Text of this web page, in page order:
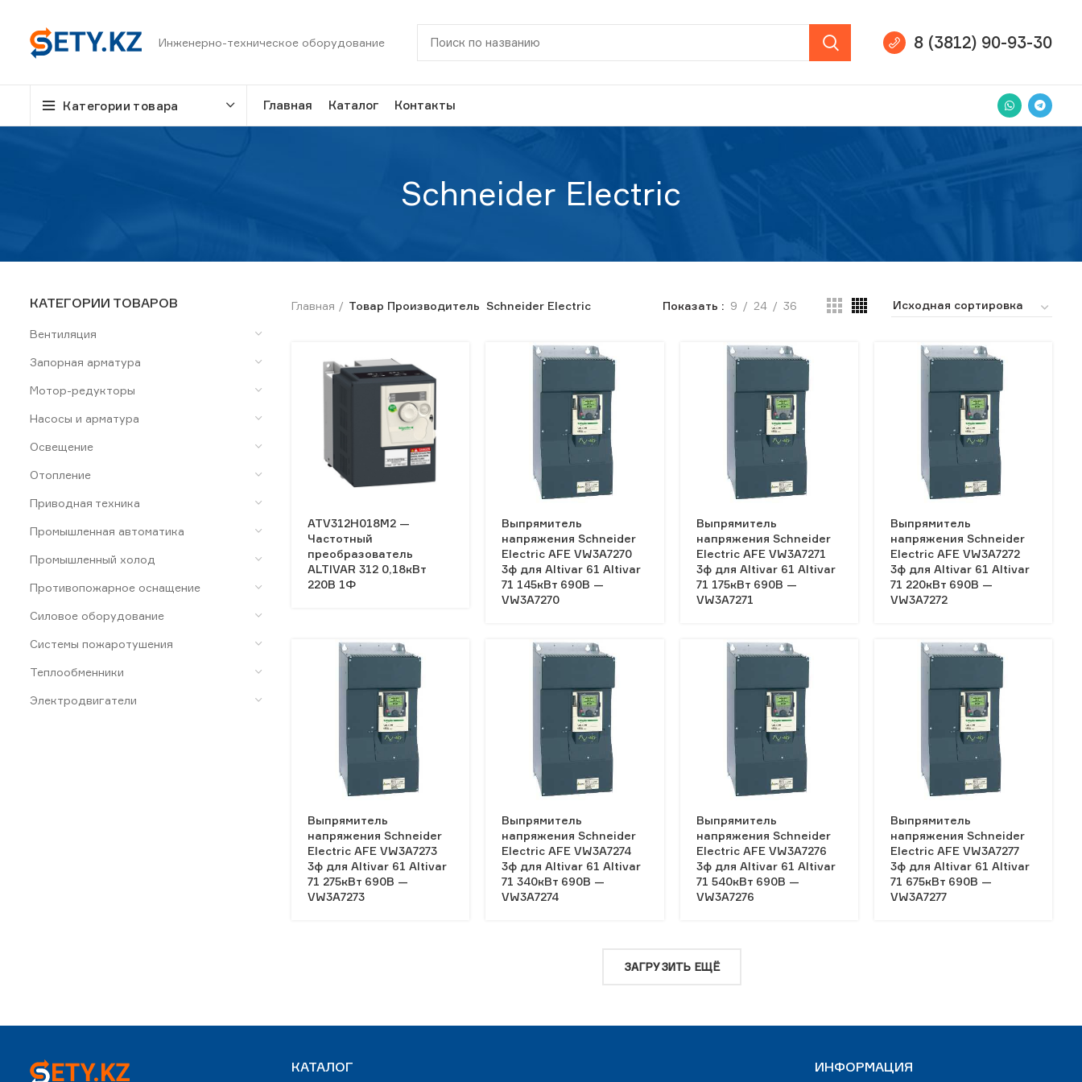
Инженерно-техническое оборудование 8 (3812) 90-93-30
Категории товара Главная Каталог Контакты
Schneider Electric
КАТЕГОРИИ ТОВАРОВ
Вентиляция
Запорная арматура
Мотор-редукторы
Насосы и арматура
Освещение
Отопление
Приводная техника
Промышленная автоматика
Промышленный холод
Противопожарное оснащение
Силовое оборудование
Системы пожаротушения
Теплообменники
Электродвигатели
Главная Товар Производитель Schneider Electric Показать 9 24 36
ATV312H018M2 —
Частотный
преобразователь
ALTIVAR 312 0,18кВт
220В 1Ф
Выпрямитель
напряжения Schneider
Electric AFE VW3A7270
3ф для Altivar 61 Altivar
71 145кВт 690В —
VW3A7270
Выпрямитель
напряжения Schneider
Electric AFE VW3A7271
3ф для Altivar 61 Altivar
71 175кВт 690В —
VW3A7271
Выпрямитель
напряжения Schneider
Electric AFE VW3A7272
3ф для Altivar 61 Altivar
71 220кВт 690В —
VW3A7272
Выпрямитель
напряжения Schneider
Electric AFE VW3A7273
3ф для Altivar 61 Altivar
71 275кВт 690В —
VW3A7273
Выпрямитель
напряжения Schneider
Electric AFE VW3A7274
3ф для Altivar 61 Altivar
71 340кВт 690В —
VW3A7274
Выпрямитель
напряжения Schneider
Electric AFE VW3A7276
3ф для Altivar 61 Altivar
71 540кВт 690В —
VW3A7276
Выпрямитель
напряжения Schneider
Electric AFE VW3A7277
3ф для Altivar 61 Altivar
71 675кВт 690В —
VW3A7277
ЗАГРУЗИТЬ ЕЩЁ
КАТАЛОГ ИНФОРМАЦИЯ